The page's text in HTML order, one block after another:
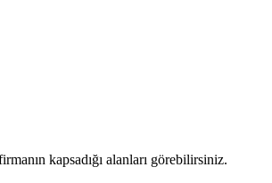
kapsadığı alanları görebilirsiniz.